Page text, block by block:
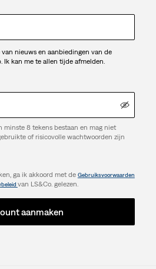
van nieuws en aanbiedingen van de
Ik kan me te allen tijde afmelden.
8 tekens bestaan en mag niet
of risicovolle wachtwoorden zijn
ga ik akkoord met de Gebruiksvoorwaarden
van LS&Co. gelezen.
aanmaken